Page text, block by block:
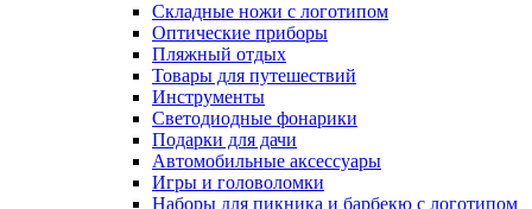
Складные ножи с логотипом
Оптические приборы
Пляжный отдых
Товары для путешествий
Инструменты
Светодиодные фонарики
Подарки для дачи
Автомобильные аксессуары
Игры и головоломки
Наборы для пикника и барбекю с логотипом